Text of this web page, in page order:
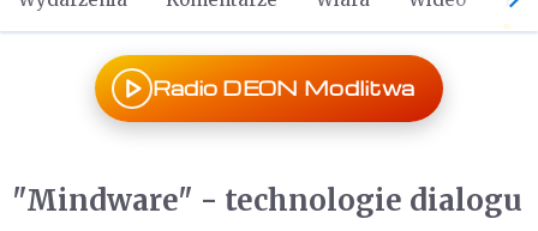
Radio DEON Modlitwa
"Mindware" - technologie dialogu